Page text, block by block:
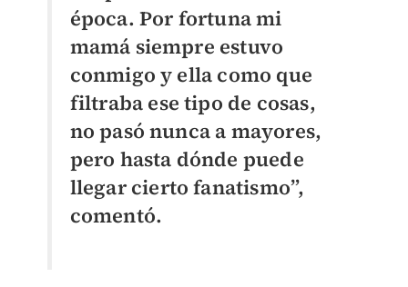
época. Por fortuna mi
mamá siempre estuvo
conmigo y ella como que
filtraba ese tipo de cosas,
no pasó nunca a mayores,
pero hasta dónde puede
llegar cierto fanatismo”,
comentó.